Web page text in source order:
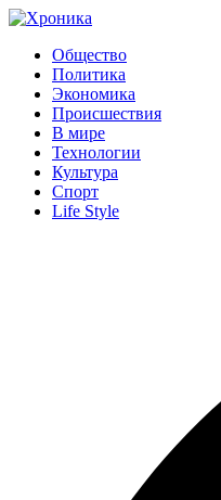
Общество
Политика
Экономика
Происшествия
В мире
Технологии
Культура
Спорт
Life Style